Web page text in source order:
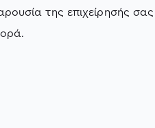
της επιχείρησής σας